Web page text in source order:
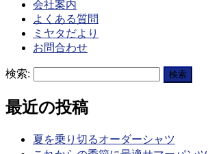
会社案内
よくある質問
ミヤタだより
お問合わせ
検索:
最近の投稿
夏を乗り切るオーダーシャツ